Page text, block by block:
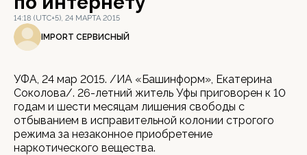
14:18 (UTC+5), 24 МАРТА 2015
IMPORT СЕРВИСНЫЙ
УФА, 24 мар 2015. /ИА «Башинформ», Екатерина
Соколова/. 26-летний житель Уфы приговорен к 10
годам и шести месяцам лишения свободы с
отбыванием в исправительной колонии строгого
режима за незаконное приобретение
наркотического вещества.